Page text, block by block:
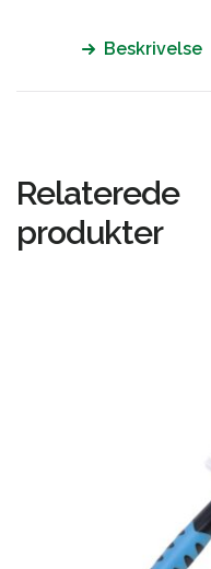
Beskrivelse
Relaterede
produkter